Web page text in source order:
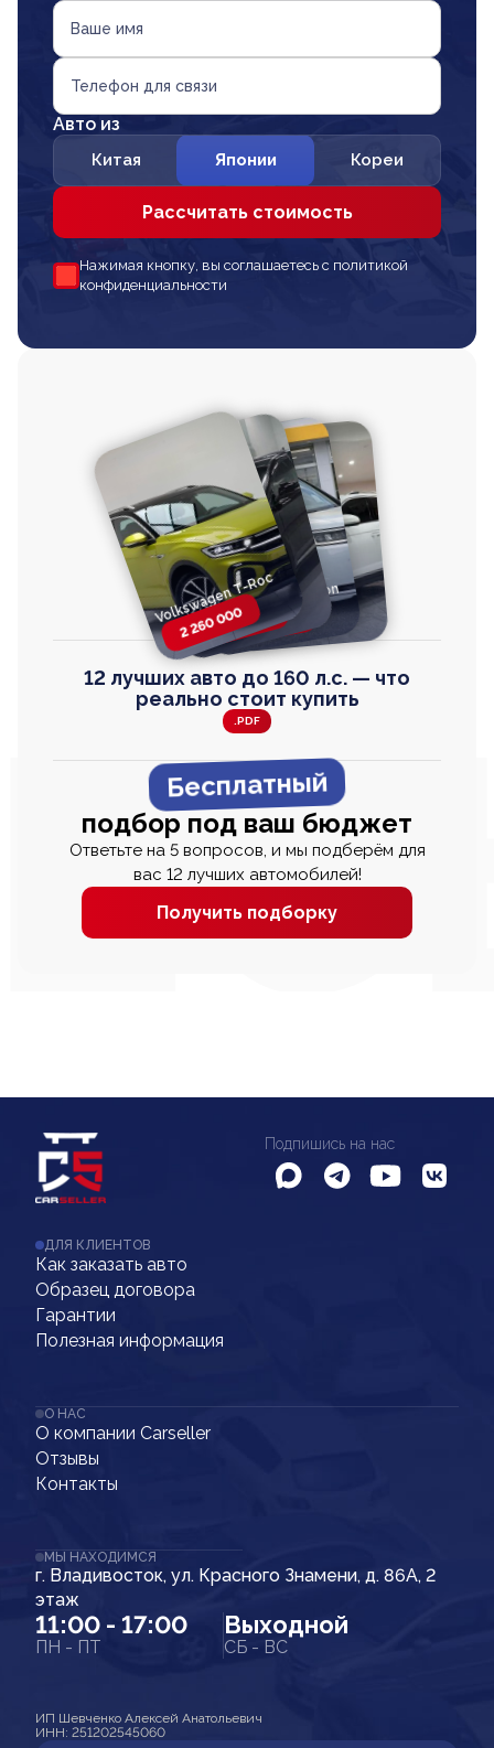
Ваше имя
Телефон для связи
Авто из
Китая Японии Кореи
Рассчитать стоимость
Нажимая кнопку, вы соглашаетесь с политикой
конфиденциальности
Volkswagen T-Roc
2 260 000
Toyota Harrier
2 820 000
Honda Step Wagon
2 820 000
Volkswagen
TAYRON
2 670 000
12 лучших авто до 160 л.с. — что
реально стоит купить
.PDF
Бесплатный
подбор под ваш бюджет
Ответьте на 5 вопросов, и мы подберём для
вас 12 лучших автомобилей!
Получить подборку
Подпишись на нас
ДЛЯ КЛИЕНТОВ
Как заказать авто
Образец договора
Гарантии
Полезная информация
О НАС
О компании Carseller
Отзывы
Контакты
МЫ НАХОДИМСЯ
г. Владивосток, ул. Красного Знамени, д. 86А, 2
этаж
11:00 - 17:00
ПН - ПТ
Выходной
СБ - ВС
ИП Шевченко Алексей Анатольевич
ИНН: 251202545060